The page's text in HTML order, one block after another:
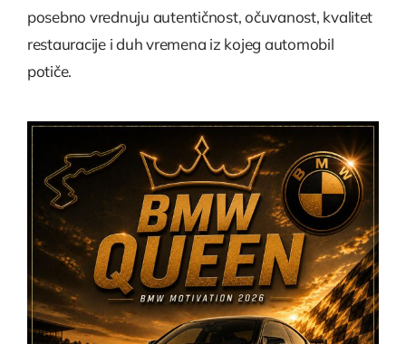
posebno vrednuju autentičnost, očuvanost, kvalitet
restauracije i duh vremena iz kojeg automobil
potiče.